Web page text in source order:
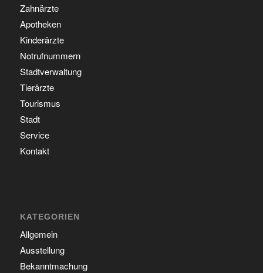
Zahnärzte
Apotheken
Kinderärzte
Notrufnummern
Stadtverwaltung
Tierärzte
Tourismus
Stadt
Service
Kontakt
KATEGORIEN
Allgemein
Ausstellung
Bekanntmachung